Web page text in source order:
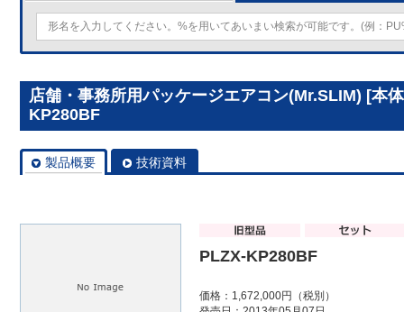
店舗・事務所用パッケージエアコン(Mr.SLIM) [本
KP280BF
製品概要 技術資料
PLZX-KP280BF
価格：1,672,000円（税別）